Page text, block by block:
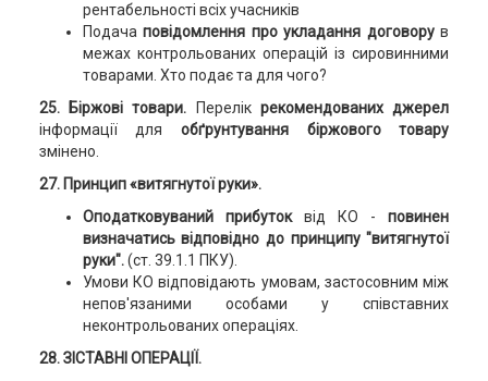
рентабельності всіх учасників
Подачаповідомлення про укладання договорув
межах контрольованих операцій із сировинними
товарами. Хто подає та для чого?
25. Біржові товари. Перелік рекомендованих джерел
інформації для обґрунтування біржового товару
змінено.
27. Принцип «витягнутої руки».
Оподатковуваний прибутоквід КО -повинен
визначатись відповідно до принципу "витягнутої
руки".(ст. 39.1.1 ПКУ).
Умови КО відповідають умовам, застосовним між
непов'язаними особами у співставних
неконтрольованих операціях.
28. ЗІСТАВНІ ОПЕРАЦІЇ.